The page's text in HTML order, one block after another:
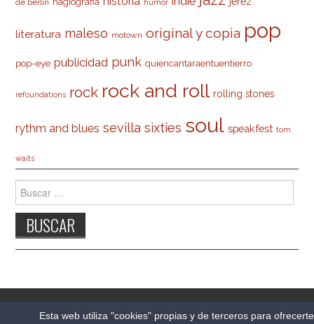
de berlín humor
literatura maleso motown original y copia pop
pop-eye publicidad punk quiencantaraentuentierro
refoundations rock rock and roll rolling stones
rythm and blues sevilla sixties soul speakfest tom
waits
Buscar:
© 2026 CARLESO.COM. TODOS LOS DERECHOS
Esta web utiliza "cookies" propias y de terceros para